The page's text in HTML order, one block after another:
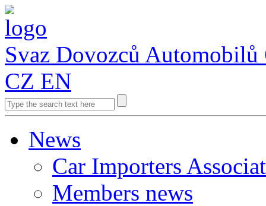
Svaz Dovozců Automobilů
CZ EN
News
Car Importers
Members news